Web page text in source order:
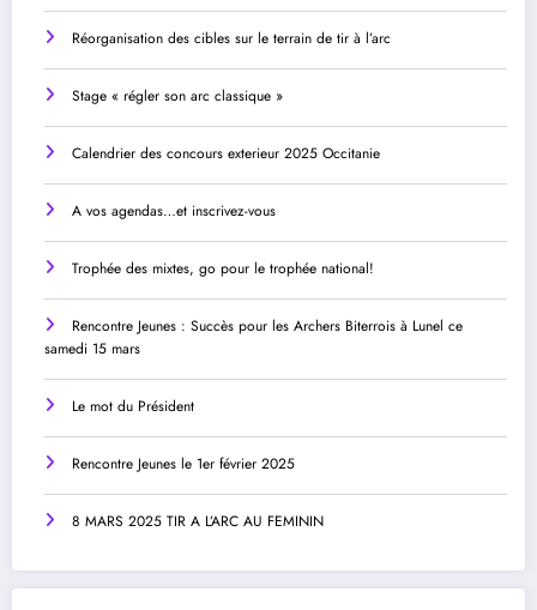
Réorganisation des cibles sur le terrain de tir à l’arc
Stage « régler son arc classique »
Calendrier des concours exterieur 2025 Occitanie
A vos agendas…et inscrivez-vous
Trophée des mixtes, go pour le trophée national!
Rencontre Jeunes : Succès pour les Archers Biterrois à Lunel ce
samedi 15 mars
Le mot du Président
Rencontre Jeunes le 1er février 2025
8 MARS 2025 TIR A L’ARC AU FEMININ